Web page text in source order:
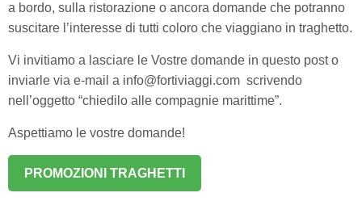
a bordo, sulla ristorazione o ancora domande che potranno
suscitare l’interesse di tutti coloro che viaggiano in traghetto.
Vi invitiamo a lasciare le Vostre domande in questo post o
inviarle via e-mail a info@fortiviaggi.com scrivendo
nell’oggetto “chiedilo alle compagnie marittime”.
Aspettiamo le vostre domande!
PROMOZIONI TRAGHETTI